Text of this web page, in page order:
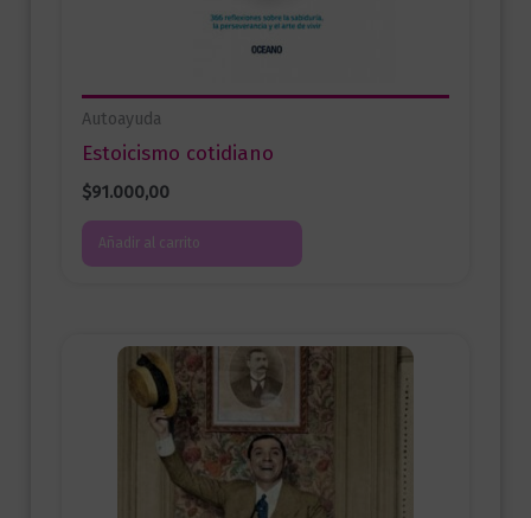
Autoayuda
Estoicismo cotidiano
$91.000,00
Añadir al carrito